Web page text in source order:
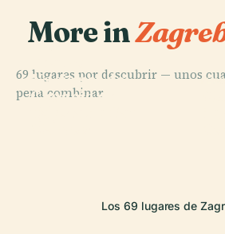
More in
69 lugares por descubrir — unos
pena combinar.
Nacional de
Croacia de
PLACE
Los 69 lugares de